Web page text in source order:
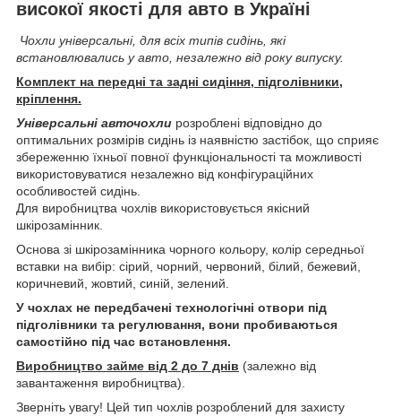
високої якості для авто в Україні
Чохли універсальні, для всіх типів сидінь, які
встановлювались у авто, незалежно від року випуску.
Комплект на передні та задні сидіння, підголівники,
кріплення.
Універсальні авточохли розроблені відповідно до
оптимальних розмірів сидінь із наявністю застібок, що сприяє
збереженню їхньої повної функціональності та можливості
використовуватися незалежно від конфігураційних
особливостей сидінь.
Для виробництва чохлів використовується якісний
шкірозамінник.
Основа зі шкірозамінника чорного кольору, колір середньої
вставки на вибір: сірий, чорний, червоний, білий, бежевий,
коричневий, жовтий, синій, зелений.
У чохлах не передбачені технологічні отвори під
підголівники та регулювання, вони пробиваються
самостійно під час встановлення.
Виробництво займе від 2 до 7 днів (залежно від
завантаження виробництва).
Зверніть увагу! Цей тип чохлів розроблений для захисту